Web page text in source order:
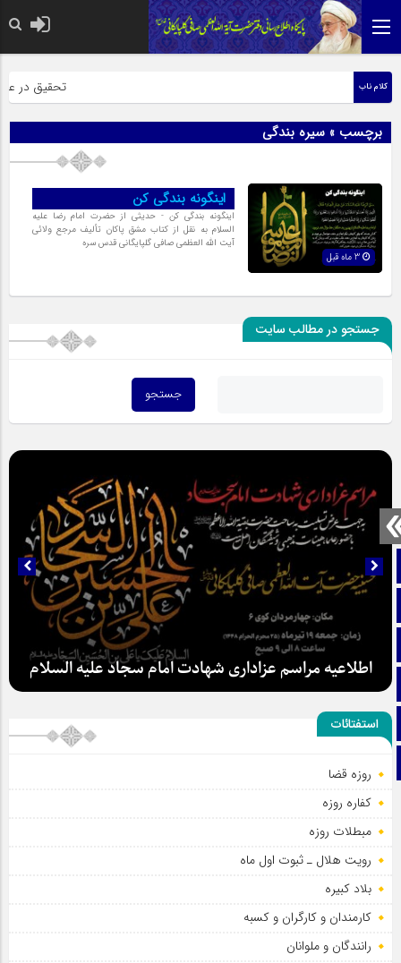
صفحه نخست
آپارات
اینستاگرام
کلام ناب تحقیق در
برچسب » سیره بندگی
اینگونه بندگی کن
اینگونه بندگی کن - حدیثی از حضرت امام رضا علیه
السلام به نقل از کتاب مشق پاکان تألیف مرجع ولائی
آیت الله العظمی صافی گلپایگانی قدس سره
جستجو در مطالب سایت
اطلاعیه مراسم عزاداری شهادت امام سجاد علیه السلام
استفتائات
روزه قضا
کفاره روزه
مبطلات روزه
رویت هلال ـ ثبوت اول ماه
بلاد کبیره
کارمندان و کارگران و کسبه
رانندگان و ملوانان